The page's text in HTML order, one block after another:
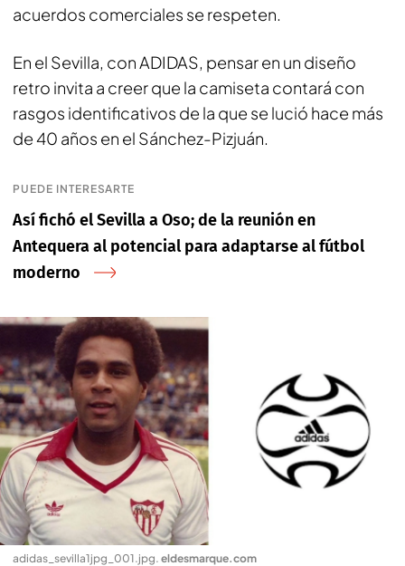
acuerdos comerciales se respeten.
En el Sevilla, con ADIDAS, pensar en un diseño
retro invita a creer que la camiseta contará con
rasgos identificativos de la que se lució hace más
de 40 años en el Sánchez-Pizjuán.
PUEDE INTERESARTE
Así fichó el Sevilla a Oso; de la reunión en
Antequera al potencial para adaptarse al fútbol
moderno
adidas_sevilla1jpg_001.jpg. eldesmarque.com